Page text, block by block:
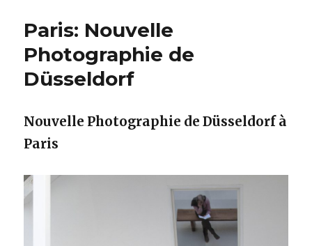
Paris: Nouvelle
Photographie de
Düsseldorf
Nouvelle Photographie de Düsseldorf à
Paris